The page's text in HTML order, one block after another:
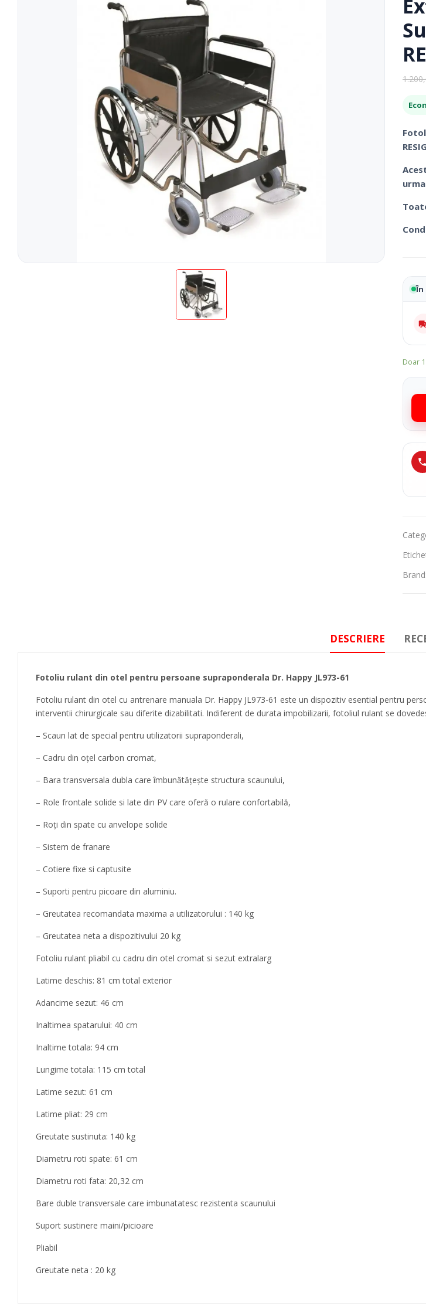
Accesorii Medicale Pentru Recuperare Si
Tratament
Talonete
Recuperare Si Reabilitare Medicala
Produse Pentru Mama Si Bebe Consumabile Medicale
Resigilate
a
În
Doar
Brand:
DESCRIERE
Fotoliu rulant din otel pentru persoane supraponderala Dr. Happy JL973-61
Fotoliu rulant din otel cu antrenare manuala Dr. Happy JL973-61 este un dispozitiv esential pentru
interventii chirurgicale sau diferite dizabilitati. Indiferent de durata impobilizarii, fotoliul rulant se
– Scaun lat de special pentru utilizatorii supraponderali,
– Cadru din oțel carbon cromat,
– Bara transversala dubla care îmbunătățește structura scaunului,
– Role frontale solide si late din PV care oferă o rulare confortabilă,
– Roți din spate cu anvelope solide
– Sistem de franare
– Cotiere fixe si captusite
– Suporti pentru picoare din aluminiu.
– Greutatea recomandata maxima a utilizatorului : 140 kg
– Greutatea neta a dispozitivului 20 kg
Fotoliu rulant pliabil cu cadru din otel cromat si sezut extralarg
Latime deschis: 81 cm total exterior
Adancime sezut: 46 cm
Inaltimea spatarului: 40 cm
Inaltime totala: 94 cm
Lungime totala: 115 cm total
Latime sezut: 61 cm
Latime pliat: 29 cm
Greutate sustinuta: 140 kg
Diametru roti spate: 61 cm
Diametru roti fata: 20,32 cm
Bare duble transversale care imbunatatesc rezistenta scaunului
Suport sustinere maini/picioare
Pliabil
Greutate neta : 20 kg